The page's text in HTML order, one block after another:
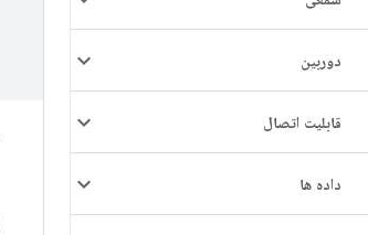
دوربین
قابلیت اتصال
داده ها